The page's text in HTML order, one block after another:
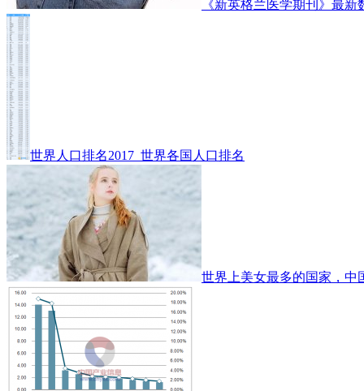
《新英格兰医学期刊》最
世界人口排名2017_世界各国人口排名
世界上美女最多的国家，中